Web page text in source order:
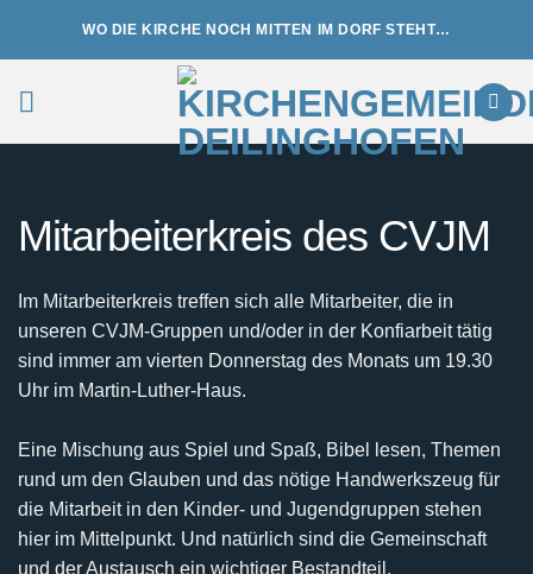
WO DIE KIRCHE NOCH MITTEN IM DORF STEHT…
Mitarbeiterkreis des CVJM
Im Mitarbeiterkreis treffen sich alle Mitarbeiter, die in
unseren CVJM-Gruppen und/oder in der Konfiarbeit tätig
sind immer am vierten Donnerstag des Monats um 19.30
Uhr im Martin-Luther-Haus.
Eine Mischung aus Spiel und Spaß, Bibel lesen, Themen
rund um den Glauben und das nötige Handwerkszeug für
die Mitarbeit in den Kinder- und Jugendgruppen stehen
hier im Mittelpunkt. Und natürlich sind die Gemeinschaft
und der Austausch ein wichtiger Bestandteil.